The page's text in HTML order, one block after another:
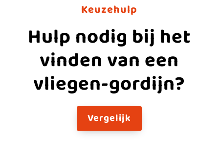
Keuzehulp
Hulp nodig bij het
vinden van een
vliegen-gordijn?
Vergelijk